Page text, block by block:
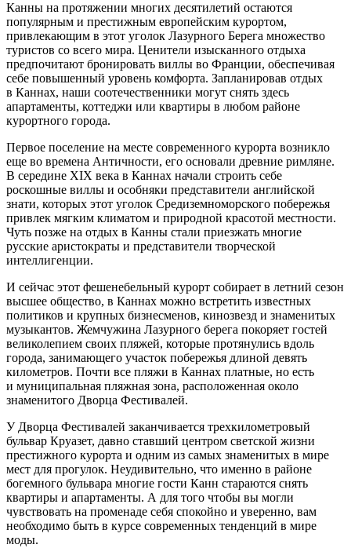
Канны на протяжении многих десятилетий остаются
популярным и престижным европейским курортом,
привлекающим в этот уголок Лазурного Берега множество
туристов со всего мира. Ценители изысканного отдыха
предпочитают бронировать виллы во Франции, обеспечивая
себе повышенный уровень комфорта. Запланировав отдых
в Каннах, наши соотечественники могут снять здесь
апартаменты, коттеджи или квартиры в любом районе
курортного города.
Первое поселение на месте современного курорта возникло
еще во времена Античности, его основали древние римляне.
В середине XIX века в Каннах начали строить себе
роскошные виллы и особняки представители английской
знати, которых этот уголок Средиземноморского побережья
привлек мягким климатом и природной красотой местности.
Чуть позже на отдых в Канны стали приезжать многие
русские аристократы и представители творческой
интеллигенции.
И сейчас этот фешенебельный курорт собирает в летний сезон
высшее общество, в Каннах можно встретить известных
политиков и крупных бизнесменов, кинозвезд и знаменитых
музыкантов. Жемчужина Лазурного берега покоряет гостей
великолепием своих пляжей, которые протянулись вдоль
города, занимающего участок побережья длиной девять
километров. Почти все пляжи в Каннах платные, но есть
и муниципальная пляжная зона, расположенная около
знаменитого Дворца Фестивалей.
У Дворца Фестивалей заканчивается трехкилометровый
бульвар Круазет, давно ставший центром светской жизни
престижного курорта и одним из самых знаменитых в мире
мест для прогулок. Неудивительно, что именно в районе
богемного бульвара многие гости Канн стараются снять
квартиры и апартаменты. А для того чтобы вы могли
чувствовать на променаде себя спокойно и уверенно, вам
необходимо быть в курсе современных тенденций в мире
моды.